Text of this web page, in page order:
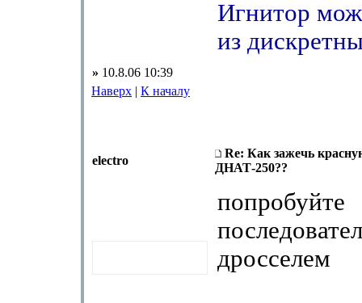
Игнитор
из
» 10.8.06 10:39
Наверх | К началу
electro
Re: Как зажечь
ДНАТ-250??
попробуйте
дросселем